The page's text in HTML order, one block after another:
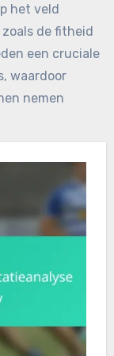
het veld
de fitheid
een cruciale
waardoor
nemen